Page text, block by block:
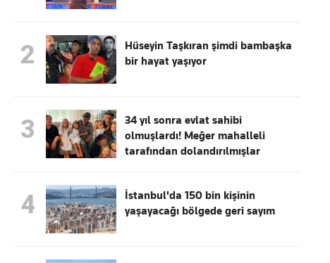
2
Hüseyin Taşkıran şimdi bambaşka
bir hayat yaşıyor
3
34 yıl sonra evlat sahibi
olmuşlardı! Meğer mahalleli
tarafından dolandırılmışlar
4
İstanbul'da 150 bin kişinin
yaşayacağı bölgede geri sayım